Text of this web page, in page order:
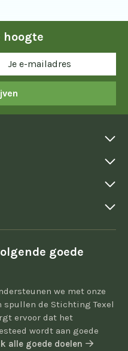
hoogte
goede
we met onze
spullen de Stichting Texel
ervoor dat het
wordt aan goede
alle goede doelen